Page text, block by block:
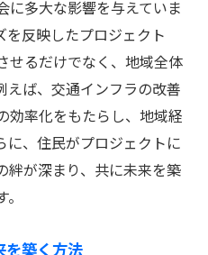
に多大な影響を与えていま
を反映したプロジェクト
せるだけでなく、地域全体
えば、交通インフラの改善
効率化をもたらし、地域経
に、住民がプロジェクトに
絆が深まり、共に未来を築
を築く方法